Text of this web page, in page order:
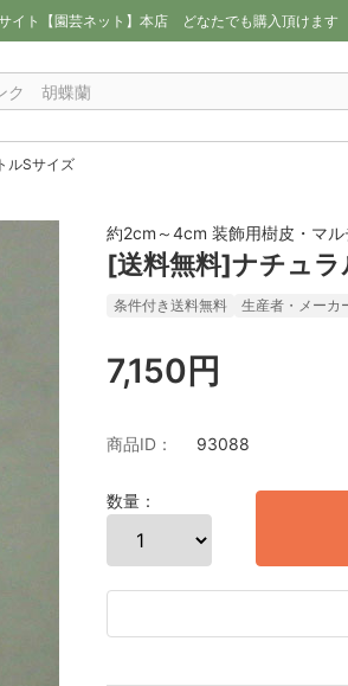
イト【園芸ネット】本店 どなたでも購入頂けます
ルSサイズ
約2cm～4cm 装飾用樹皮・マル
[送料無料]ナチュ
条件付き送料無料 生産者・メーカ
7,150円
商品ID： 93088
数量：